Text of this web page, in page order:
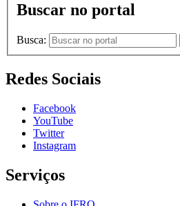
Buscar no portal
Busca:
Redes Sociais
Facebook
YouTube
Twitter
Instagram
Serviços